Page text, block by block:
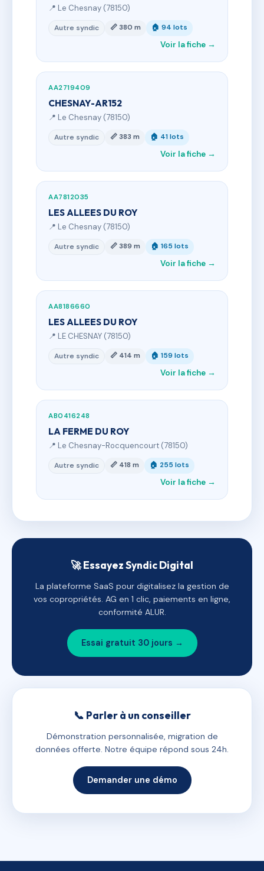
📍 Le Chesnay (78150)
Autre syndic 📏 380 m 🏠 94 lots
Voir la fiche →
AA2719409
CHESNAY-AR152
📍 Le Chesnay (78150)
Autre syndic 📏 383 m 🏠 41 lots
Voir la fiche →
AA7812035
LES ALLEES DU ROY
📍 Le Chesnay (78150)
Autre syndic 📏 389 m 🏠 165 lots
Voir la fiche →
AA8186660
LES ALLEES DU ROY
📍 LE CHESNAY (78150)
Autre syndic 📏 414 m 🏠 159 lots
Voir la fiche →
AB0416248
LA FERME DU ROY
📍 Le Chesnay-Rocquencourt (78150)
Autre syndic 📏 418 m 🏠 255 lots
Voir la fiche →
🚀 Essayez Syndic Digital
La plateforme SaaS pour digitalisez la gestion de
vos copropriétés. AG en 1 clic, paiements en ligne,
conformité ALUR.
Essai gratuit 30 jours →
📞 Parler à un conseiller
Démonstration personnalisée, migration de
données offerte. Notre équipe répond sous 24h.
Demander une démo